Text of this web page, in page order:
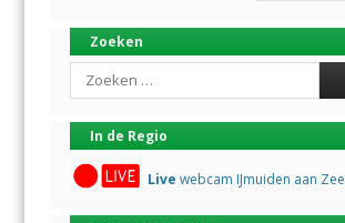
Zoeken
Search
In de Regio
Live webcam IJmuiden aan Zee